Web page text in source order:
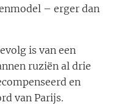
– erger dan
is van een
ruziën al drie
en
van Parijs.